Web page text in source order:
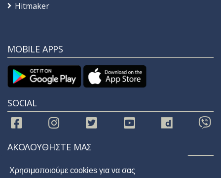
Hitmaker
MOBILE APPS
SOCIAL
ΑΚΟΛΟΥΘΗΣΤΕ ΜΑΣ
Χρησιμοποιούμε cookies για να σας